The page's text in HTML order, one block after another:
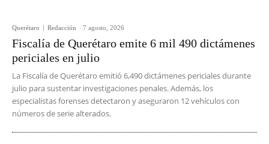
Querétaro Redacción - 7 agosto, 2026
Fiscalía de Querétaro emite 6 mil 490 dictámenes
periciales en julio
La Fiscalía de Querétaro emitió 6,490 dictámenes periciales durante
julio para sustentar investigaciones penales. Además, los
especialistas forenses detectaron y aseguraron 12 vehículos con
números de serie alterados.